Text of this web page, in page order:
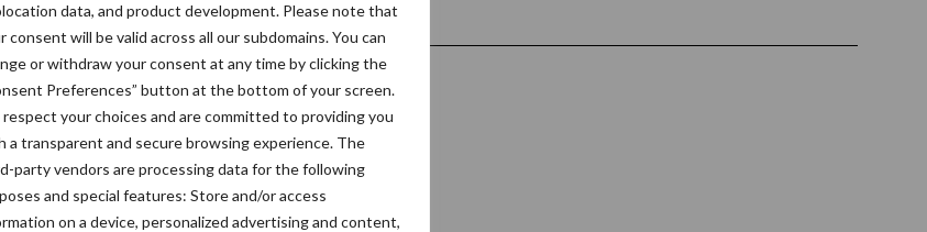
data, and product development. Please note that
consent will be valid across all our subdomains. You can
or withdraw your consent at any time by clicking the
Preferences” button at the bottom of your screen.
respect your choices and are committed to providing you
a transparent and secure browsing experience. The
party vendors are processing data for the following
and special features: Store and/or access
on a device, personalized advertising and content,